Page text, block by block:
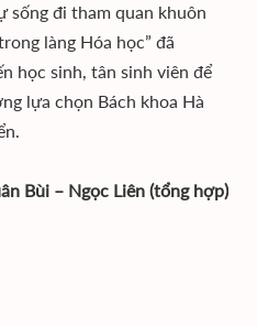
sống đi tham quan khuôn
làng Hóa học” đã
học sinh, tân sinh viên để
lựa chọn Bách khoa Hà
Bùi – Ngọc Liên (tổng hợp)